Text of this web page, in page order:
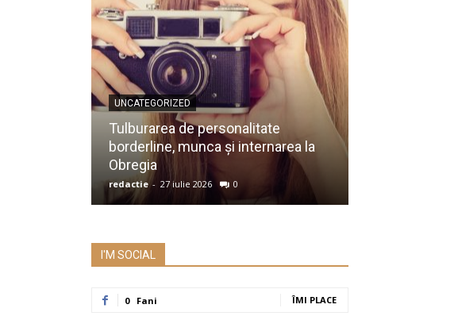
UNCATEGORIZED
Tulburarea de personalitate
borderline, munca și internarea la
Obregia
redactie - 27 iulie 2026 0
I'M SOCIAL
0 Fani ÎMI PLACE